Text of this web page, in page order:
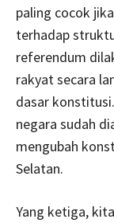
paling cocok
terhadap
referendum
rakyat secara
dasar
negara sudah
mengubah
Selatan.
Yang ketiga,